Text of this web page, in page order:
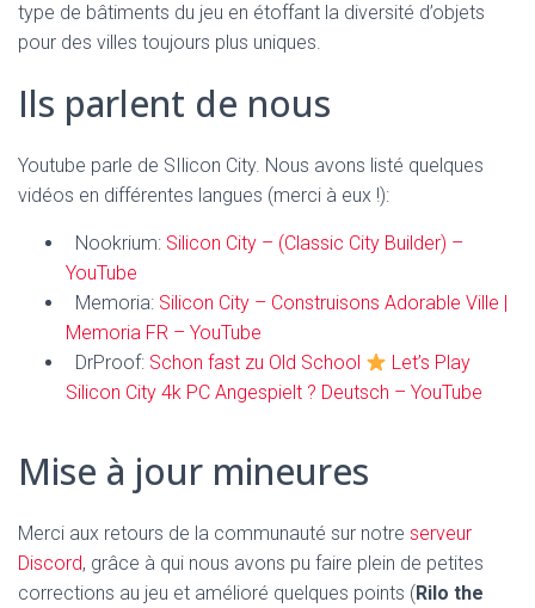
type de bâtiments du jeu en étoffant la diversité d’objets
pour des villes toujours plus uniques.
Ils parlent de nous
Youtube parle de SIlicon City. Nous avons listé quelques
vidéos en différentes langues (merci à eux !):
Nookrium: Silicon City – (Classic City Builder) –
YouTube
Memoria: Silicon City – Construisons Adorable Ville |
Memoria FR – YouTube
DrProof: Schon fast zu Old School
Let’s Play
Silicon City 4k PC Angespielt ? Deutsch – YouTube
Mise à jour mineures
Merci aux retours de la communauté sur notre serveur
Discord, grâce à qui nous avons pu faire plein de petites
corrections au jeu et amélioré quelques points (Rilo the